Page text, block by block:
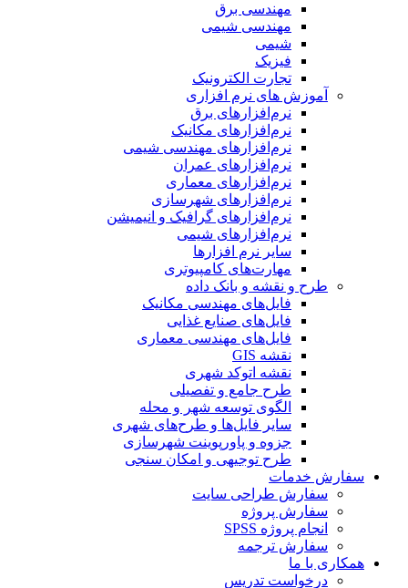
مهندسی برق
مهندسی شیمی
شیمی
فیزیک
تجارت الکترونیک
آموزش های نرم افزاری
نرم‌افزارهای برق
نرم‌افزارهای مکانیک
نرم‌افزارهای مهندسی شیمی
نرم‌افزارهای عمران
نرم‌افزارهای معماری
نرم‌افزارهای شهرسازی
نرم‌افزارهای گرافیک و انیمیشن
نرم‌افزارهای شیمی
سایر نرم افزارها
مهارت‌های کامپیوتری
طرح و نقشه و بانک داده
فایل‌های مهندسی مکانیک
فایل‌های صنایع غذایی
فایل‌های مهندسی معماری
نقشه GIS
نقشه اتوکد شهری
طرح جامع و تفصیلی
الگوی توسعه شهر و محله
سایر فایل‌ها و طرح‌های شهری
جزوه و پاورپوینت شهرسازی
طرح توجیهی و امکان سنجی
سفارش خدمات
سفارش طراحی سایت
سفارش پروژه
انجام پروژه SPSS
سفارش ترجمه
همکاری با ما
درخواست تدریس